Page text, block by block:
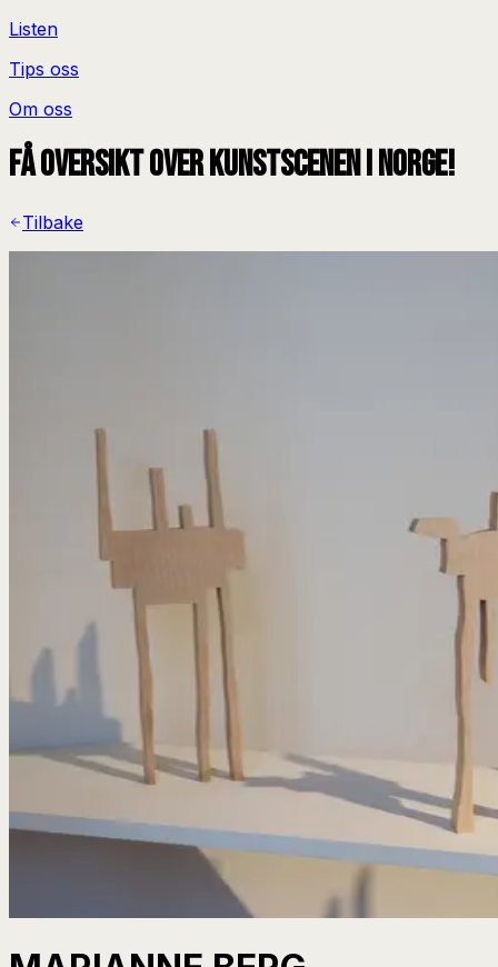
Listen
Tips oss
Om oss
Få oversikt over kunstscenen i Norge!
Tilbake